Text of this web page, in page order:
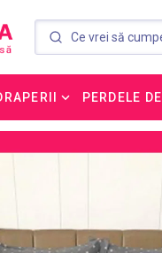
PERDELE